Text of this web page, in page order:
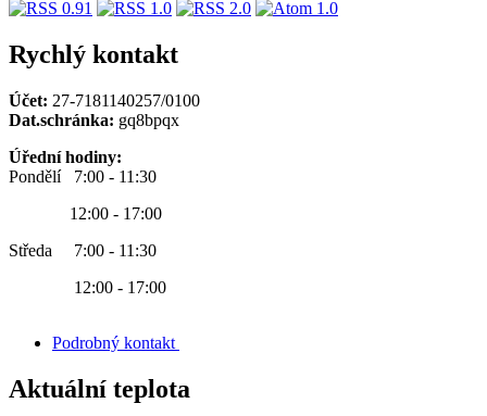
Rychlý kontakt
Účet: 27-7181140257/0100
Dat.schránka: gq8bpqx
Úřední hodiny:
Pondělí 7:00 - 11:30
12:00 - 17:00
Středa 7:00 - 11:30
12:00 - 17:00
Podrobný kontakt
Aktuální teplota